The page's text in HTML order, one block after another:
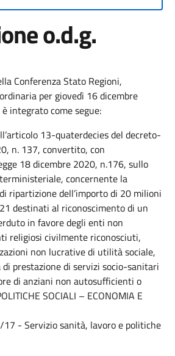
o.d.g.
Conferenza Stato Regioni,
per giovedì 16 dicembre
integrato come segue:
13-quaterdecies del decreto-
n. 137, convertito, con
18 dicembre 2020, n.176, sullo
concernente la
ripartizione dell’importo di 20 milioni
destinati al riconoscimento di un
in favore degli enti non
religiosi civilmente riconosciuti,
non lucrative di utilità sociale,
prestazione di servizi socio-sanitari
di anziani non autosufficienti o
SOCIALI – ECONOMIA E
- Servizio sanità, lavoro e politiche